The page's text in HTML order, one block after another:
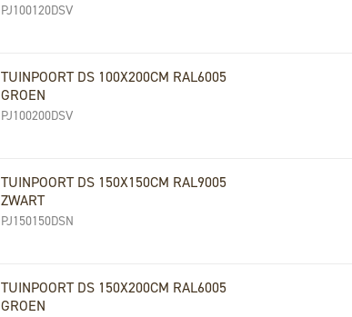
PJ100120DSV
TUINPOORT DS 100X200CM RAL6005
GROEN
PJ100200DSV
TUINPOORT DS 150X150CM RAL9005
ZWART
PJ150150DSN
TUINPOORT DS 150X200CM RAL6005
GROEN